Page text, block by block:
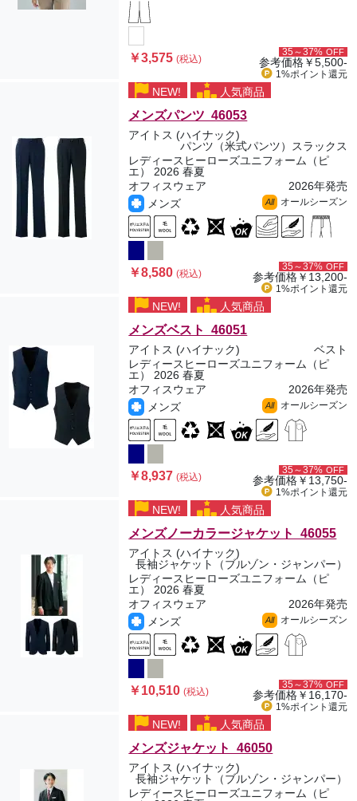
￥3,575(税込)
35～37% OFF
参考価格￥5,500-
1%ポイント 還元
NEW! 人気商品
メンズパンツ 46053
アイトス (ハイナック)
パンツ（米式パンツ）スラックス
レディースヒーローズユニフォーム（ピ
エ） 2026 春夏
オフィスウェア
2026年発売
メンズ
All オールシーズン
￥8,580(税込)
35～37% OFF
参考価格￥13,200-
1%ポイント 還元
NEW! 人気商品
メンズベスト 46051
アイトス (ハイナック)
ベスト
レディースヒーローズユニフォーム（ピ
エ） 2026 春夏
オフィスウェア
2026年発売
メンズ
All オールシーズン
￥8,937(税込)
35～37% OFF
参考価格￥13,750-
1%ポイント 還元
NEW! 人気商品
メンズノーカラージャケット 46055
アイトス (ハイナック)
長袖ジャケット（ブルゾン・ジャンパー）
レディースヒーローズユニフォーム（ピ
エ） 2026 春夏
オフィスウェア
2026年発売
メンズ
All オールシーズン
￥10,510(税込)
35～37% OFF
参考価格￥16,170-
1%ポイント 還元
NEW! 人気商品
メンズジャケット 46050
アイトス (ハイナック)
長袖ジャケット（ブルゾン・ジャンパー）
レディースヒーローズユニフォーム（ピ